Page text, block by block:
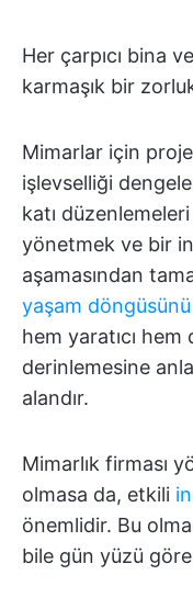
Her çarpıcı bina
karmaşık bir
Mimarlar için
işlevselliği
katı
yönetmek ve bir
aşamasından
yaşam döngüsünü
hem yaratıcı
derinlemesine
alandır.
Mimarlık firması
olmasa da, etkili
önemlidir. Bu
bile gün yüzü